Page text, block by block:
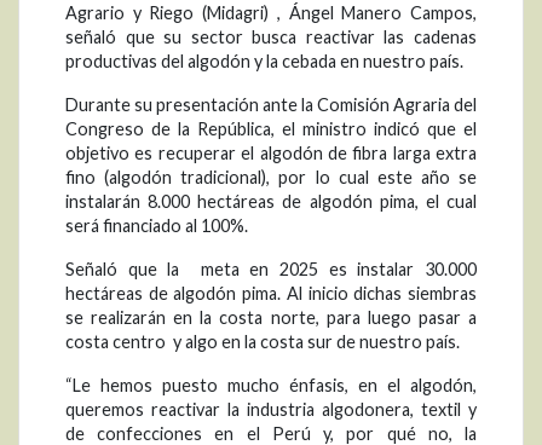
Agrario y Riego (Midagri) , Ángel Manero Campos,
señaló que su sector busca reactivar las cadenas
productivas del algodón y la cebada en nuestro país.
Durante su presentación ante la Comisión Agraria del
Congreso de la República, el ministro indicó que el
objetivo es recuperar el algodón de fibra larga extra
fino (algodón tradicional), por lo cual este año se
instalarán 8.000 hectáreas de algodón pima, el cual
será financiado al 100%.
Señaló que la meta en 2025 es instalar 30.000
hectáreas de algodón pima. Al inicio dichas siembras
se realizarán en la costa norte, para luego pasar a
costa centro y algo en la costa sur de nuestro país.
“Le hemos puesto mucho énfasis, en el algodón,
queremos reactivar la industria algodonera, textil y
de confecciones en el Perú y, por qué no, la